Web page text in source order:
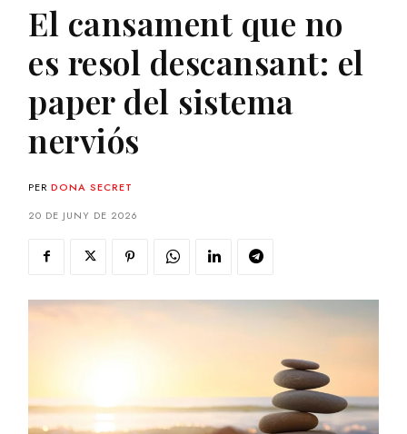
El cansament que no
es resol descansant: el
paper del sistema
nerviós
PER DONA SECRET
20 DE JUNY DE 2026